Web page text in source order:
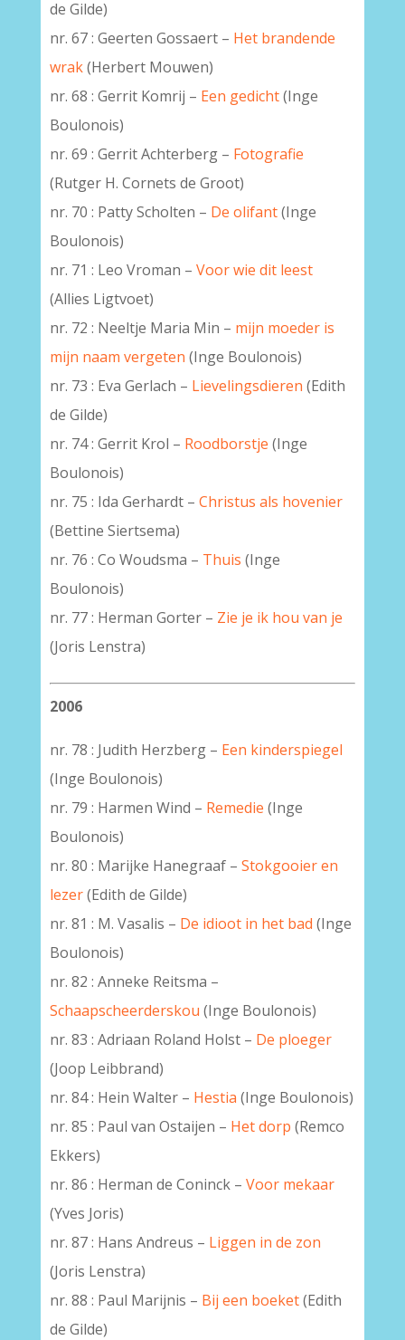
de Gilde)
nr. 67 : Geerten Gossaert – Het brandende
wrak(Herbert Mouwen)
nr. 68 : Gerrit Komrij – Een gedicht(Inge
Boulonois)
nr. 69 : Gerrit Achterberg – Fotografie
(Rutger H. Cornets de Groot)
nr. 70 : Patty Scholten – De olifant(Inge
Boulonois)
nr. 71 : Leo Vroman – Voor wie dit leest
(Allies Ligtvoet)
nr. 72 : Neeltje Maria Min – mijn moeder is
mijn naam vergeten (Inge Boulonois)
nr. 73 : Eva Gerlach – Lievelingsdieren (Edith
de Gilde)
nr. 74 : Gerrit Krol – Roodborstje (Inge
Boulonois)
nr. 75 : Ida Gerhardt – Christus als hovenier
(Bettine Siertsema)
nr. 76 : Co Woudsma – Thuis (Inge
Boulonois)
nr. 77 : Herman Gorter – Zie je ik hou van je
(Joris Lenstra)
2006
nr. 78 : Judith Herzberg – Een kinderspiegel
(Inge Boulonois)
nr. 79 : Harmen Wind – Remedie (Inge
Boulonois)
nr. 80 : Marijke Hanegraaf – Stokgooier en
lezer(Edith de Gilde)
nr. 81 : M. Vasalis – De idioot in het bad (Inge
Boulonois)
nr. 82 : Anneke Reitsma –
Schaapscheerderskou (Inge Boulonois)
nr. 83 : Adriaan Roland Holst – De ploeger
(Joop Leibbrand)
nr. 84 : Hein Walter – Hestia (Inge Boulonois)
nr. 85 : Paul van Ostaijen – Het dorp (Remco
Ekkers)
nr. 86 : Herman de Coninck – Voor mekaar
(Yves Joris)
nr. 87 : Hans Andreus – Liggen in de zon
(Joris Lenstra)
nr. 88 : Paul Marijnis – Bij een boeket(Edith
de Gilde)